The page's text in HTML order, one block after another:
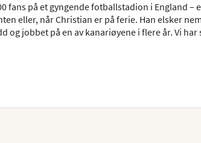
fans på et gyngende fotballstadion i England –
eller, når Christian er på ferie. Han elsker
og jobbet på en av kanariøyene i flere år. Vi